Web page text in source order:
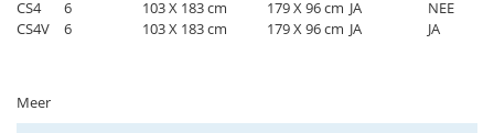
CS4
6 103 X 183 cm 179 X 96 cm JA
NEE
CS4V
6 103 X 183 cm 179 X 96 cm JA JA
Meer